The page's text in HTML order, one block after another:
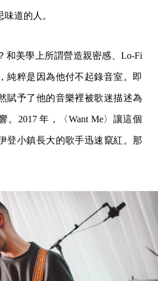
道的人。
和美學上所謂營造親密感、Lo-Fi
純粹是因為他付不起錄音室。即
賦予了他的音樂裡被歌迷描述為
。2017 年，〈Want Me〉讓這個
登小鎮長大的歌手迅速竄紅。那